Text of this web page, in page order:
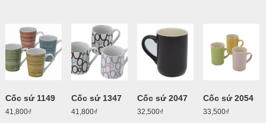
Cốc sứ 1149
41,800₫
Cốc sứ 1347
41,800₫
Cốc sứ 2047
32,500₫
Cốc sứ 2054
33,500₫